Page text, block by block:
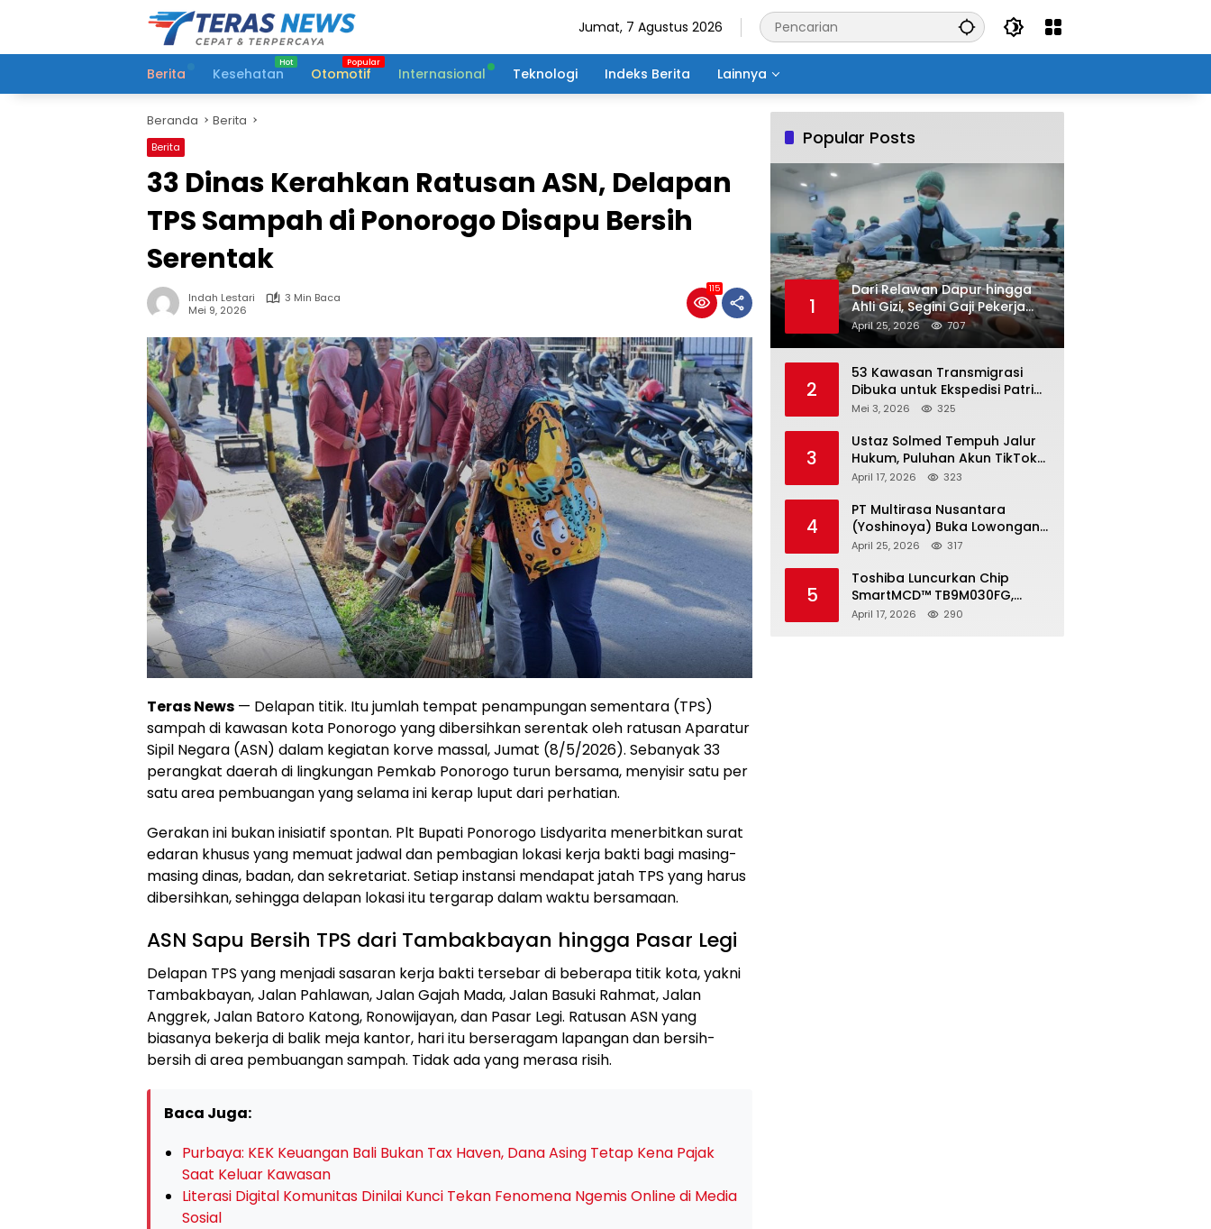
Jumat, 7 Agustus 2026
Berita Kesehatan Otomotif Internasional Teknologi Indeks Berita Lainnya
Beranda Berita
Berita
33 Dinas Kerahkan Ratusan ASN, Delapan
TPS Sampah di Ponorogo Disapu Bersih
Serentak
Indah Lestari
3 Min Baca
Mei 9, 2026
115
Teras News — Delapan titik. Itu jumlah tempat penampungan sementara (TPS)
sampah di kawasan kota Ponorogo yang dibersihkan serentak oleh ratusan Aparatur
Sipil Negara (ASN) dalam kegiatan korve massal, Jumat (8/5/2026). Sebanyak 33
perangkat daerah di lingkungan Pemkab Ponorogo turun bersama, menyisir satu per
satu area pembuangan yang selama ini kerap luput dari perhatian.
Gerakan ini bukan inisiatif spontan. Plt Bupati Ponorogo Lisdyarita menerbitkan surat
edaran khusus yang memuat jadwal dan pembagian lokasi kerja bakti bagi masing-
masing dinas, badan, dan sekretariat. Setiap instansi mendapat jatah TPS yang harus
dibersihkan, sehingga delapan lokasi itu tergarap dalam waktu bersamaan.
ASN Sapu Bersih TPS dari Tambakbayan hingga Pasar Legi
Delapan TPS yang menjadi sasaran kerja bakti tersebar di beberapa titik kota, yakni
Tambakbayan, Jalan Pahlawan, Jalan Gajah Mada, Jalan Basuki Rahmat, Jalan
Anggrek, Jalan Batoro Katong, Ronowijayan, dan Pasar Legi. Ratusan ASN yang
biasanya bekerja di balik meja kantor, hari itu berseragam lapangan dan bersih-
bersih di area pembuangan sampah. Tidak ada yang merasa risih.
Baca Juga:
Purbaya: KEK Keuangan Bali Bukan Tax Haven, Dana Asing Tetap Kena Pajak
Saat Keluar Kawasan
Literasi Digital Komunitas Dinilai Kunci Tekan Fenomena Ngemis Online di Media
Sosial
Popular Posts
1
Dari Relawan Dapur hingga
Ahli Gizi, Segini Gaji Pekerja
Program MBG yang Kini Serap
Hampir Sejuta Tenaga Kerja
April 25, 2026 707
2
53 Kawasan Transmigrasi
Dibuka untuk Ekspedisi Patriot
2026, Pendaftaran Ditutup 21
Mei 3, 2026 325
3
Ustaz Solmed Tempuh Jalur
Hukum, Puluhan Akun TikTok
dan Instagram Dilaporkan
April 17, 2026 323
4
PT Multirasa Nusantara
(Yoshinoya) Buka Lowongan
Operator Warehouse 2026,
April 25, 2026 317
5
Toshiba Luncurkan Chip
SmartMCD™ TB9M030FG,
Solusi Motor Otomotif Tanpa
April 17, 2026 290